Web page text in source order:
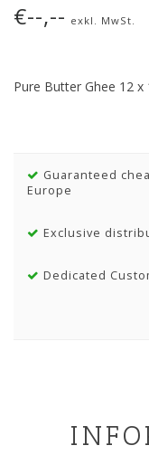
€--,-- exkl. MwSt.
Pure Butter Ghee 12 x
Guaranteed
Europe
Exclusive
Dedicated